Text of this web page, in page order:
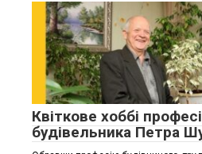
Квіткове хоббі
будівельника Петра